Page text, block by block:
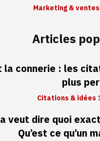
Marketing & ventes
Articles
la connerie : les
plus
Citations & idées
veut dire quoi
Qu’est ce qu’un